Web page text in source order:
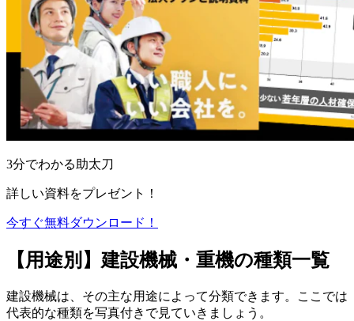
3分でわかる助太刀
詳しい資料をプレゼント！
今すぐ無料ダウンロード！
【用途別】建設機械・重機の種類一覧
建設機械は、その主な用途によって分類できます。ここでは
代表的な種類を写真付きで見ていきましょう。